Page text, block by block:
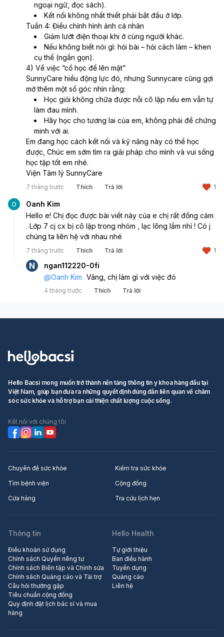
còn gửi một đống giấy khiêu
khích bảo mẹ bạn ấy nói mình ko
ra gì, học giỏi mà vô trách nhiệm,
ngôn từ kém, v.v. Bạn ấy nói rằng
phụ huynh còn thế nên xem lại
nhưng vấn đề đó mình thấy mình
ko sai, e bạn ấy ngồi cạnh mình
ko bt có nghe thấy ko. Giờ ra
nhóm khác thì mình tức quá kể lại
nhưng chỉ kể ngắn gọn vậy mà
các bạn lại đào ra kẻ hở và mắng
mình do một bạn trong nhóm là
bạn thân của mấy bạn, bạn mình
mới thân thì ngồi cạnh đám đó, trc
còn bênh mình xong bị chúng tẩy
não thì giữ khoảng cách với mình,
nhóm khác để vào vì đủ r, không
biết bài tập như thế nào bây giờ?
Chỉ còn một nhóm ghét cả hai
bạn kia nhưng khá chảnh và mấy
đứa hiền và giỏi trong lớp là còn
nói chuyện vs mình thêm cả đám
con trai. Mình không nói mình ko
sai nhưng các bạn khăng khăng
là chỉ mình sai. Trước đây lớp có
một bạn học khá đi nói xấu một
mình cơ với bạn cũ cấp trước của
chơi với nhau nhưng nhóm bạn
đủ r, và mình đã bỏ qua những j
các bạn nói xấu và bây giờ bạn
thế. Phải biết là lúc đó mình rất
hiền, bạn ý nói xấu mình ngay
Giờ sao đây, mình cảm thấy rất tự
ti và bực nhưng ko bt nói vs bố
trường mình tốt r, bố mẹ nói con
nói một phần sự việc. Bố mẹ còn
bảo đừng nói xấu mà mình tức lại
nói r, giờ sao đây, ko có bài nói
mình ko có điểm, đó là bài cuối kì
đó
ngoại ngữ, đọc sách).
Kết nối không nhất thiết phải bắt đầu ở lớp.
Tuần 4: Điều chỉnh hình ảnh cá nhân
Giảm lướt điện thoại khi ở cùng người khác.
Nếu không biết nói gì: hỏi bài – hỏi cách làm – khen
cụ thể (ngắn gọn).
4) Về việc “cố học để lên mặt”
SunnyCare hiểu động lực đó, nhưng Sunnycare cũng gợi
mở thêm một số góc nhìn rằng:
Học giỏi không chữa được nỗi cô lập nếu em vẫn tự
làm đau mình.
Hãy học cho tương lai của em, không phải để chứng
minh với ai.
Em đang học cách kết nối và kỹ năng này có thể học
được, Chúc em sớm tìm ra giải pháp cho mình và vui sống
học tập tốt em nhé.
Viện Tâm lý SunnyCare
7 tháng trước Thích Trả lời 1
Oanh Kim
Hello e! Chị đọc được bài viết này của e chị rất đồng cảm
. Lớp 7 cj cx bị cô lập trong nhóm , lạc lõng lắm nhỉ ! Có j
chúng ta liên hệ với nhau nhé
7 tháng trước Thích Trả lời 1
N
ngan112220-0fi
@Oanh Kim Vâng, chị làm gì với việc đó
4 tháng trước Thích Trả lời
Hello Bacsi mong muốn trở thành nền tảng thông tin y khoa hàng đầu tại
Việt Nam, giúp bạn đưa ra những quyết định đúng đắn liên quan về chăm
sóc sức khỏe và hỗ trợ bạn cải thiện chất lượng cuộc sống.
Kết nối với chúng tôi
Chuyên đề sức khỏe
Kiểm tra sức khỏe
Tìm bệnh viện
Cộng đồng
Cửa hàng
Tra cứu lịch hẹn
Thông tin
Điều khoản sử dụng
Chính sách Quyền riêng tư
Chính sách Biên tập và Chỉnh sửa
Chính sách Quảng cáo và Tài trợ
Câu hỏi thường gặp
Tiêu chuẩn cộng đồng
Quy định đặt lịch bác sĩ và mua
hàng
Hello Health
Tự giới thiệu
Ban điều hành
Tuyển dụng
Quảng cáo
Liên hệ